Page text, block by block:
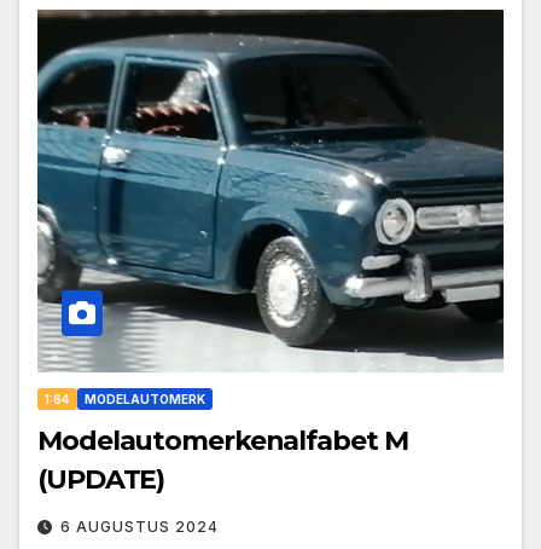
1:64 MODELAUTOMERK
Modelautomerkenalfabet M
(UPDATE)
6 AUGUSTUS 2024